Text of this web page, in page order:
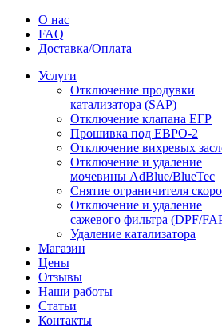
О нас
FAQ
Доставка/Оплата
Услуги
Отключение продувки
катализатора (SAP)
Отключение клапана ЕГР
Прошивка под ЕВРО-2
Отключение вихревых
Отключение и удаление
мочевины AdBlue/BlueTec
Снятие ограничителя
Отключение и удаление
сажевого фильтра (DPF/
Удаление катализатора
Магазин
Цены
Отзывы
Наши работы
Статьи
Контакты